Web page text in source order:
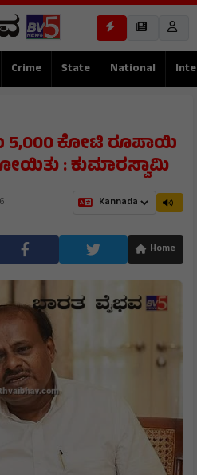
Crime State National
5,000 ಕೋಟಿ ರೂಪಾಯಿ
: ಕುಮಾರಸ್ವಾಮಿ
Home